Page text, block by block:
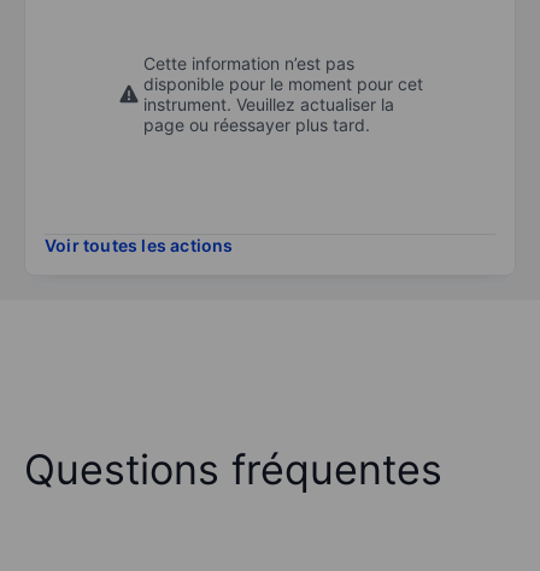
Cette information n’est pas
disponible pour le moment pour cet
instrument. Veuillez actualiser la
page ou réessayer plus tard.
Voir toutes les actions
Questions fréquentes